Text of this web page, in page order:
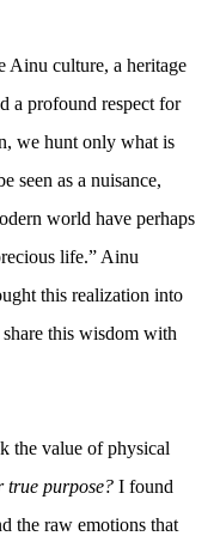
Ainu culture, a heritage
a profound respect for
we hunt only what is
seen as a nuisance,
world have perhaps
life.” Ainu
this realization into
this wisdom with
the value of physical
true purpose? I found
the raw emotions that